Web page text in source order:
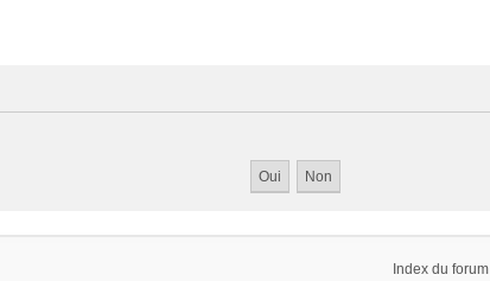
Index du forum